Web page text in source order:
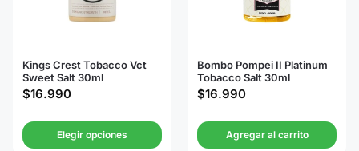
Kings Crest Tobacco Vct
Sweet Salt 30ml
$16.990
Elegir opciones
Bombo Pompei II Platinum
Tobacco Salt 30ml
$16.990
Agregar al carrito